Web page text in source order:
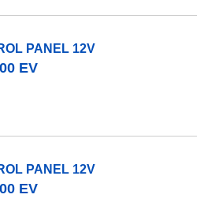
PANEL 12V
EV
PANEL 12V
EV